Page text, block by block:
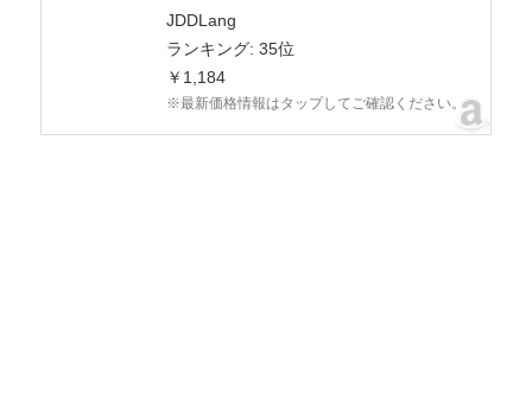
JDDLang
ランキング: 35位
￥1,184
※最新価格情報はタップしてご確認ください。